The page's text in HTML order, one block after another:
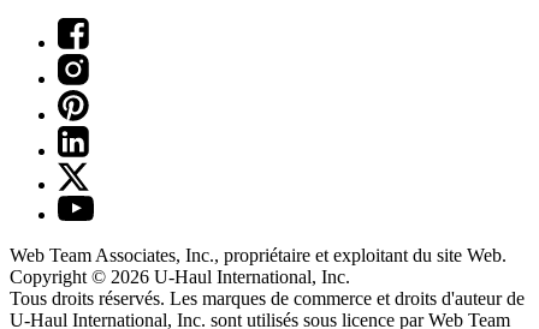
Web Team Associates, Inc., propriétaire et exploitant du site Web.
Copyright © 2026 U-Haul International, Inc.
Tous droits réservés. Les marques de commerce et droits d'auteur de
U-Haul International, Inc. sont utilisés sous licence par Web Team